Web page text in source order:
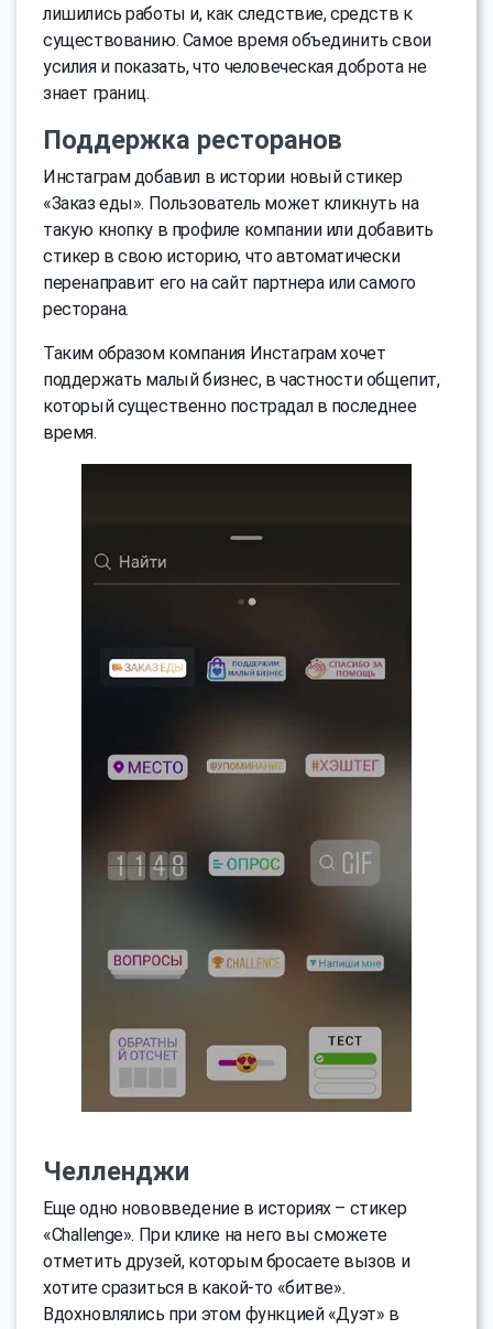
лишились работы и, как следствие, средств к
существованию. Самое время объединить свои
усилия и показать, что человеческая доброта не
знает границ.
Поддержка ресторанов
Инстаграм добавил в истории новый стикер
«Заказ еды». Пользователь может кликнуть на
такую кнопку в профиле компании или добавить
стикер в свою историю, что автоматически
перенаправит его на сайт партнера или самого
ресторана.
Таким образом компания Инстаграм хочет
поддержать малый бизнес, в частности общепит,
который существенно пострадал в последнее
время.
Челленджи
Еще одно нововведение в историях – стикер
«Challenge». При клике на него вы сможете
отметить друзей, которым бросаете вызов и
хотите сразиться в какой-то «битве».
Вдохновлялись при этом функцией «Дуэт» в